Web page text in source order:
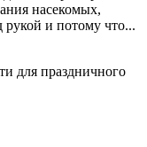
насекомых,
и потому что...